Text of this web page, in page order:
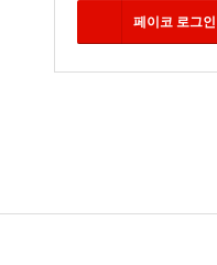
페이코 로그인